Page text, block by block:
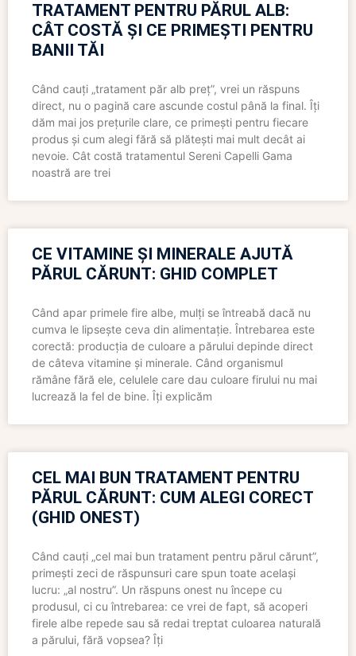
TRATAMENT PENTRU PĂRUL ALB:
CÂT COSTĂ ȘI CE PRIMEȘTI PENTRU
BANII TĂI
Când cauți „tratament păr alb preț”, vrei un răspuns
direct, nu o pagină care ascunde costul până la final. Îți
dăm mai jos prețurile clare, ce primești pentru fiecare
produs și cum alegi fără să plătești mai mult decât ai
nevoie. Cât costă tratamentul Sereni Capelli Gama
noastră are trei
CE VITAMINE ȘI MINERALE AJUTĂ
PĂRUL CĂRUNT: GHID COMPLET
Când apar primele fire albe, mulți se întreabă dacă nu
cumva le lipsește ceva din alimentație. Întrebarea este
corectă: producția de culoare a părului depinde direct
de câteva vitamine și minerale. Când organismul
rămâne fără ele, celulele care dau culoare firului nu mai
lucrează la fel de bine. Îți explicăm
CEL MAI BUN TRATAMENT PENTRU
PĂRUL CĂRUNT: CUM ALEGI CORECT
(GHID ONEST)
Când cauți „cel mai bun tratament pentru părul cărunt”,
primești zeci de răspunsuri care spun toate același
lucru: „al nostru”. Un răspuns onest nu începe cu
produsul, ci cu întrebarea: ce vrei de fapt, să acoperi
firele albe repede sau să redai treptat culoarea naturală
a părului, fără vopsea? Îți